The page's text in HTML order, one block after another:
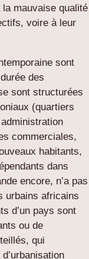
mauvaise qualité
voire à leur
sont
des
sont structurées
(quartiers
commerciales,
habitants,
dans
encore, n’a pas
urbains africains
d’un pays sont
ou de
qui